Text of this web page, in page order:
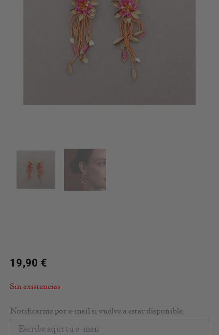
19,90 €
Sin existencias
Notificarme por e-mail si vuelve a estar disponible.